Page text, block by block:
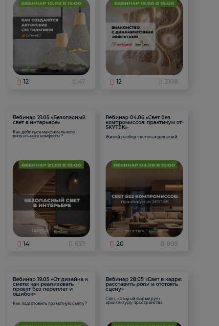
12 47 12 2108
Вебинар 21.05 «Безопасный
свет в интерьере»
Как добиться максимального
визуального комфорта?
14 657
Вебинар 04.06 «Свет без
компромиссов: практикум от
SKYTEK»
Живой разбор световых решений
20 809
Вебинар 19.05 «От дизайна к
смете: как реализовать
проект без переплат и
ошибок»
Как подготовить грамотную смету?
Вебинар 28.05 «Свет в кадре:
расставить роли и отстоять
сцену»
Свет, который формирует
архитектуру пространства.